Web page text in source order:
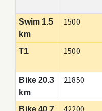
Swim 1.5
km
1500
T1 1500
Bike 20.3
km
21850